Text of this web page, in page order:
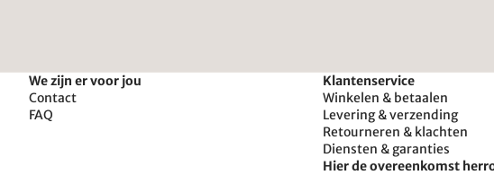
We zijn er voor jou
Contact
FAQ
Klantenservice
Winkelen & betaalen
Levering & verzending
Retourneren & klachten
Diensten & garanties
Hier de overeenkomst